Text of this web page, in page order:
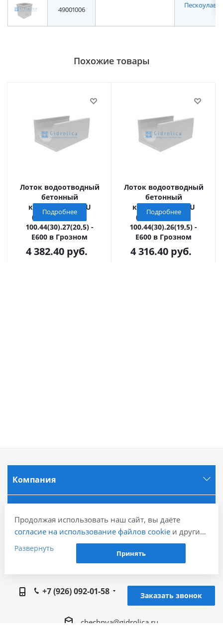
49001006
Похожие товары
Лоток водоотводный
бетонный
коробчатый GBU
(СО-300мм), KU
100.44(30).27(20,5) -
E600 в Грозном
4 382.40 руб.
Подробнее
Лоток водоотводный
бетонный
коробчатый GBU
(СО-300мм), KU
100.44(30).26(19,5) -
E600 в Грозном
4 316.40руб.
Подробнее
Компания
+7 (926) 092-01-58
Заказать звонок
chechnya@gidrolica.ru
Продолжая использовать наш сайт, вы даёте
согласие на использование файлов cookieи других
пользовательских данных (включая IP-адрес,
сведения о местоположении, устройстве, действиях
ретаргетинга и использования систем аналитики
(например, Яндекс.Метрика), в соответствии с
Политикой обработки персональных
Развернуть
Принять